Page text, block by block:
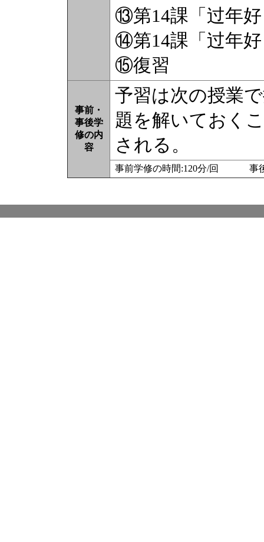
⑬第14課「过年
⑭第14課「过年
⑮復習
事前・
事後学
修の内
容
予習は次の授業
題を解いておく
される。
事前学修の時間:120分/回 事後